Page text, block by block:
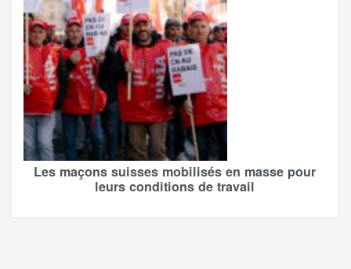
Les maçons suisses mobilisés en masse pour
leurs conditions de travail